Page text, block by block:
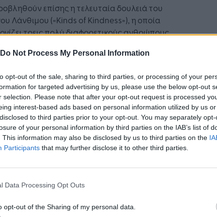
Do Not Process My Personal Information
opt-out of the sale, sharing to third parties, or processing of your
for targeted advertising by us, please use the below opt-out
selection. Please note that after your opt-out request is processed
interest-based ads based on personal information utilized by us
to third parties prior to your opt-out. You may separately
of your personal information by third parties on the IAB’s list of
This information may also be disclosed by us to third parties on the
Participants that may further disclose it to other third parties.
Data Processing Opt Outs
opt-out of the Sharing of my personal data.
επίσης η τελευταία δουλειά του
Λάνθιμου («Kinds of Kindness»), η οποία
τρεις πολύ διαφορετικούς ανθρώπους
κωμωδία για έναν Μεξικανό βαρόνο
του και να ξεκινήσει μια νέα ζωή ως
Αλλά και το «The Apprentice», μια ταινία για
του Ντόναλντ Τραμπ στη Νέα Υόρκη τη
του 1980, είναι επίσης πιθανό να
κάποια προσοχή. Ο υπερήρωας της
Σεμπάστιαν Σταν υποδύεται τον μελλοντικό
των ΗΠΑ, ενώ η Μαρία Μπακάλοβα, η
για Όσκαρ ανακάλυψη του «Borat»,
υπογράφει ο Ιρανο-Δανός σκηνοθέτης Αλί